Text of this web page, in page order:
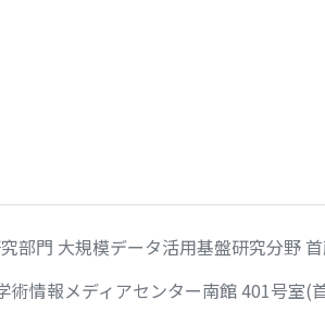
部門 大規模データ活用基盤研究分野
情報メディアセンター南館 401号室